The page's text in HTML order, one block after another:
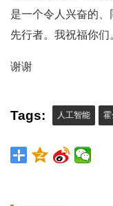
是一个令人兴奋的
先行者。我祝福你们
谢谢
Tags: 人工智能